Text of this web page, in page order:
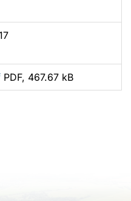
PDF, 467.67 kB